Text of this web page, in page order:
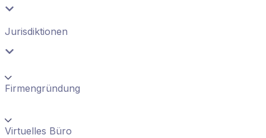
Jurisdiktionen
Firmengründung
Virtuelles Büro